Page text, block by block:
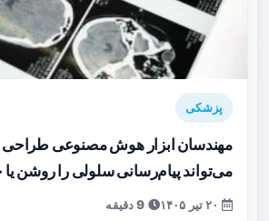
پزشکی
مهندسان ابزار هوش مصنوعی طراحی
می‌تواند پیام‌رسانی سلولی را روشن